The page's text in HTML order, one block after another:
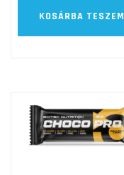
KOSÁRBA TESZEM